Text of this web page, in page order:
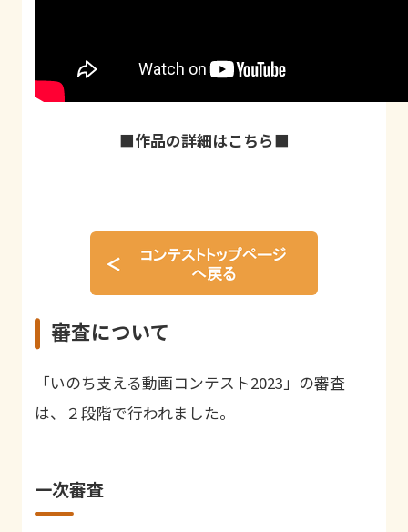
■作品の詳細はこちら■
審査について
「いのち支える動画コンテスト2023」の審査
は、２段階で行われました。
一次審査